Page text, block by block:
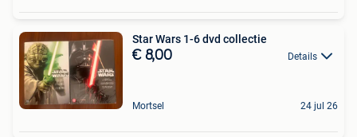
Star Wars 1-6 dvd collectie
€ 8,00 Details
Mortsel 24 jul 26